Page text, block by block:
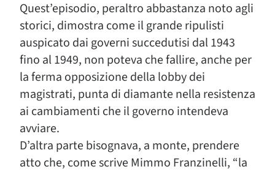
Quest’episodio, peraltro abbastanza noto agli
storici, dimostra come il grande ripulisti
auspicato dai governi succedutisi dal 1943
fino al 1949, non poteva che fallire, anche per
la ferma opposizione della lobby dei
magistrati, punta di diamante nella resistenza
ai cambiamenti che il governo intendeva
avviare.
D’altra parte bisognava, a monte, prendere
atto che, come scrive Mimmo Franzinelli, “la